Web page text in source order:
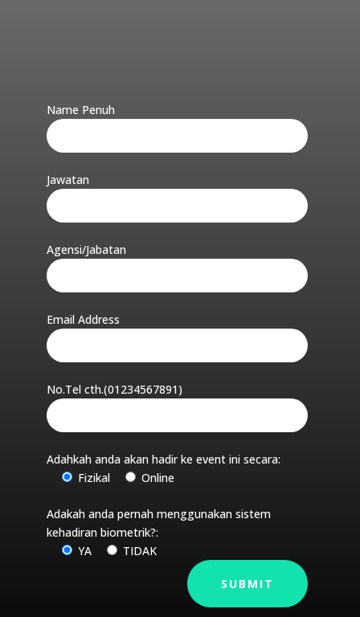
Name Penuh
Jawatan
Agensi/Jabatan
Email Address
No.Tel cth.(01234567891)
Adahkah anda akan hadir ke event ini secara:
Fizikal
Online
Adakah anda pernah menggunakan sistem
kehadiran biometrik?:
YA
TIDAK